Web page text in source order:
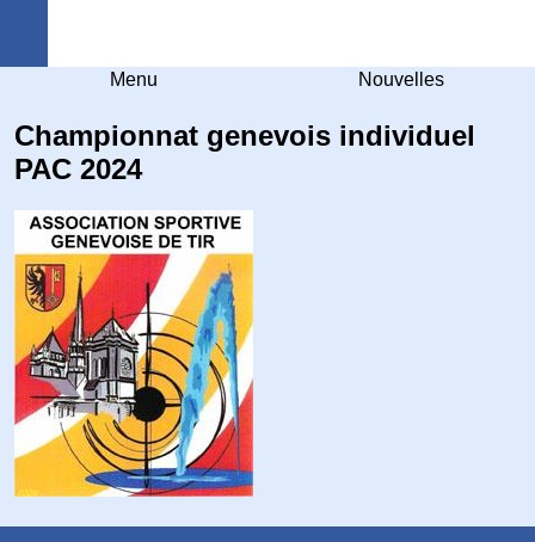
Menu Nouvelles
Championnat genevois individuel
PAC 2024